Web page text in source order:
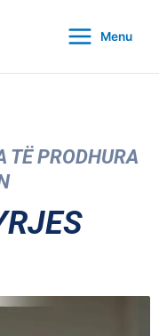
Menu
TË PRODHURA